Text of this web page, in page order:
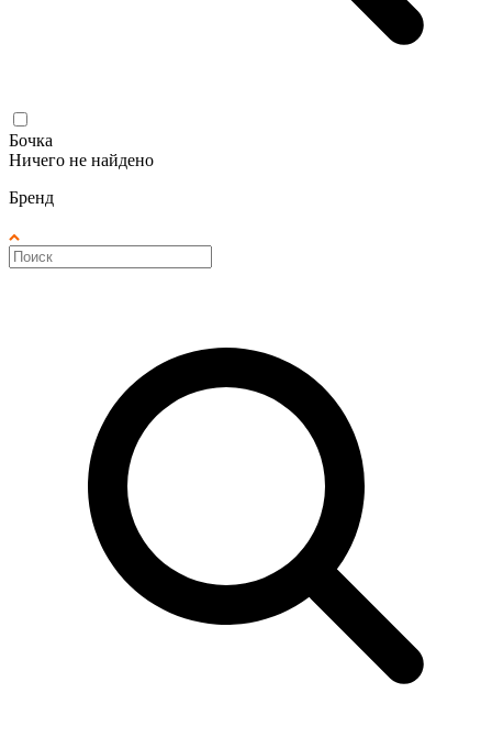
Бочка
Ничего не найдено
Бренд